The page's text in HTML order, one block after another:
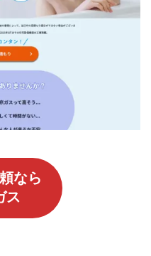
なら
ス